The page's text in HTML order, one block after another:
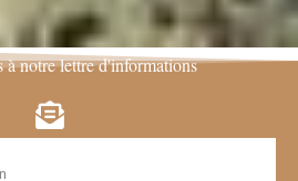
à notre lettre d'informations